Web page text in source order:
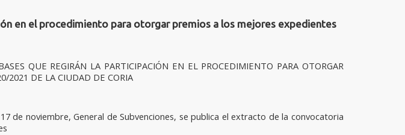
en el procedimiento para otorgar premios a los mejores expedientes
QUE REGIRÁN LA PARTICIPACIÓN EN EL PROCEDIMIENTO PARA OTORGAR
2021 DE LA CIUDAD DE CORIA
de noviembre, General de Subvenciones, se publica el extracto de la convocatoria